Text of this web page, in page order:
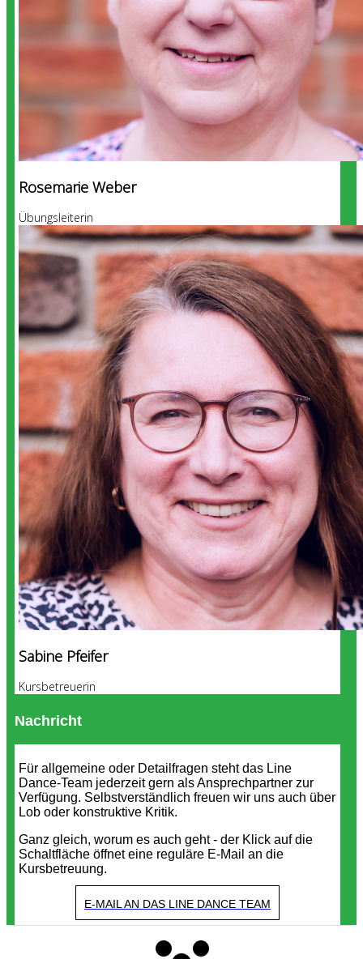
Rosemarie Weber
Übungsleiterin
Sabine Pfeifer
Kursbetreuerin
Nachricht
Für allgemeine oder Detailfragen steht das Line
Dance-Team jederzeit gern als Ansprechpartner zur
Verfügung. Selbstverständlich freuen wir uns auch über
Lob oder konstruktive Kritik.
Ganz gleich, worum es auch geht - der Klick auf die
Schaltfläche öffnet eine reguläre E-Mail an die
Kursbetreuung.
E-MAIL AN DAS LINE DANCE TEAM